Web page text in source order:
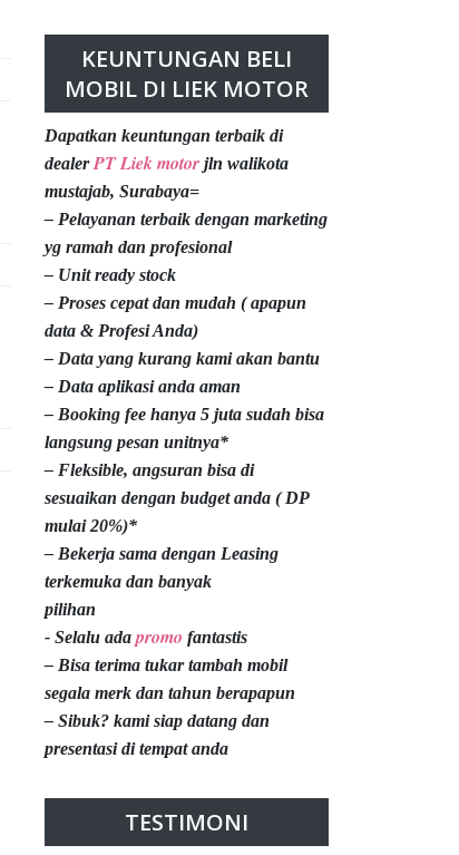
KEUNTUNGAN BELI
MOBIL DI LIEK MOTOR
Dapatkan keuntungan terbaik di
dealerPT Liek motor jln walikota
mustajab, Surabaya=
– Pelayanan terbaik dengan marketing
yg ramah dan profesional
– Unit ready stock
– Proses cepat dan mudah ( apapun
data & Profesi Anda)
– Data yang kurang kami akan bantu
– Data aplikasi anda aman
– Booking fee hanya 5 juta sudah bisa
langsung pesan unitnya*
– Fleksible, angsuran bisa di
sesuaikan dengan budget anda ( DP
mulai 20%)*
– Bekerja sama dengan Leasing
terkemuka dan banyak
pilihan
- Selalu ada promo fantastis
– Bisa terima tukar tambah mobil
segala merk dan tahun berapapun
– Sibuk? kami siap datang dan
presentasi di tempat anda
TESTIMONI